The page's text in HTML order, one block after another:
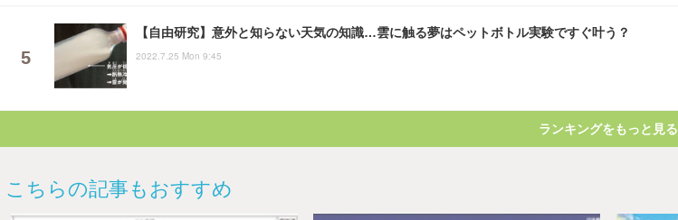
【自由研究】意外と知らない天気の知識…雲に触る夢はペットボトル実験ですぐ叶う？
2022.7.25 Mon 9:45
ランキングをもっと見る
こちらの記事もおすすめ